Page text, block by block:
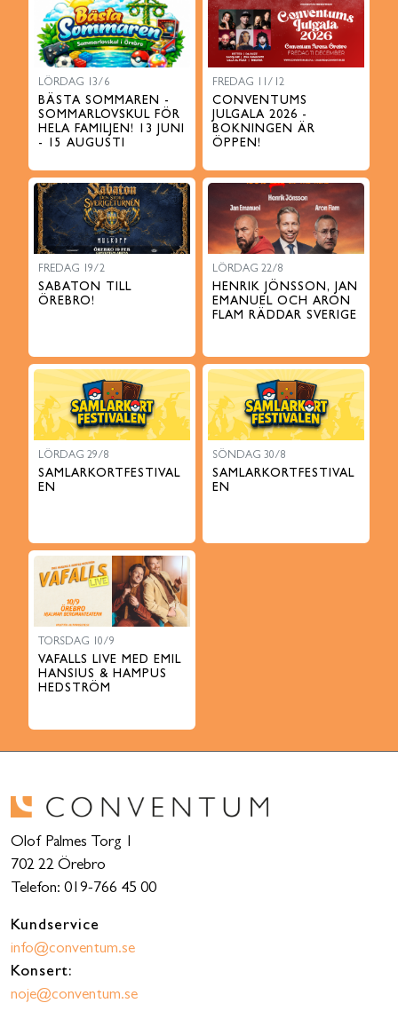
LÖRDAG 13/6
BÄSTA SOMMAREN -
SOMMARLOVSKUL FÖR
HELA FAMILJEN! 13 JUNI
- 15 AUGUSTI
FREDAG 11/12
CONVENTUMS
JULGALA 2026 -
BOKNINGEN ÄR
ÖPPEN!
FREDAG 19/2
SABATON TILL
ÖREBRO!
LÖRDAG 22/8
HENRIK JÖNSSON, JAN
EMANUEL OCH ARON
FLAM RÄDDAR SVERIGE
LÖRDAG 29/8
SAMLARKORTFESTIVAL
EN
SÖNDAG 30/8
SAMLARKORTFESTIVAL
EN
TORSDAG 10/9
VAFALLS LIVE MED EMIL
HANSIUS & HAMPUS
HEDSTRÖM
Olof Palmes Torg 1
702 22 Örebro
Telefon: 019-766 45 00
Kundservice
info@conventum.se
Konsert:
noje@conventum.se